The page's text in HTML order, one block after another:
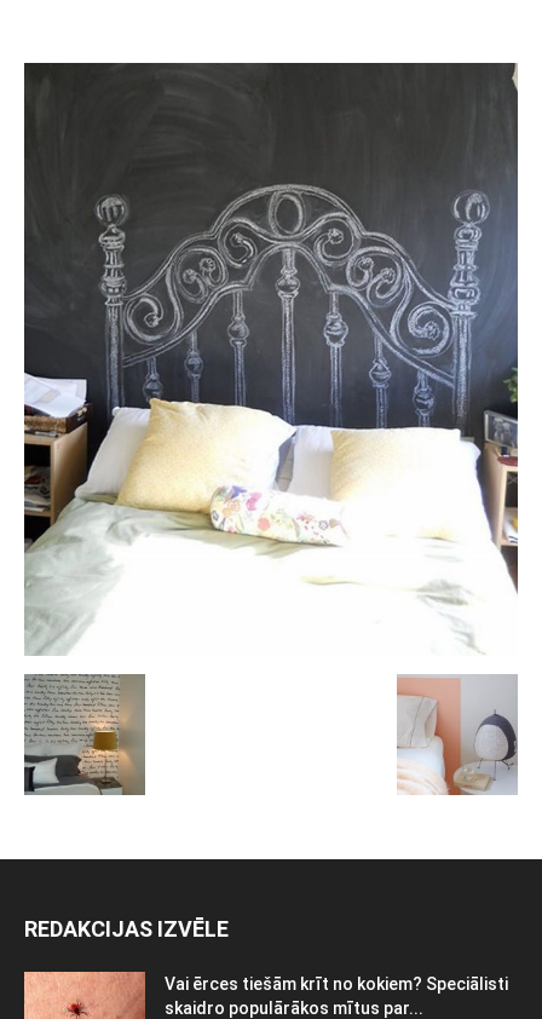
REDAKCIJAS IZVĒLE
Vai ērces tiešām krīt no kokiem? Speciālisti
skaidro populārākos mītus par...